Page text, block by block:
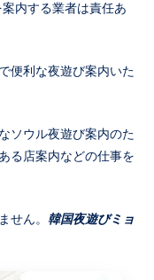
内する業者は責任あ
便利な夜遊び案内いた
ソウル夜遊び案内のた
る店案内などの仕事を
せん。 韓国夜遊びミョ